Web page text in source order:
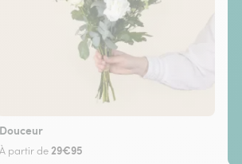
Douceur
À partir de 29€95